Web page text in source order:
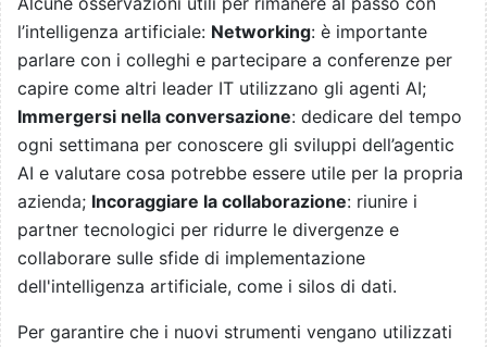
l’intelligenza artificiale: Networking: è importante
parlare con i colleghi e partecipare a conferenze per
capire come altri leader IT utilizzano gli agenti AI;
Immergersi nella conversazione: dedicare del tempo
ogni settimana per conoscere gli sviluppi dell’agentic
AI e valutare cosa potrebbe essere utile per la propria
azienda; Incoraggiare la collaborazione: riunire i
partner tecnologici per ridurre le divergenze e
collaborare sulle sfide di implementazione
dell'intelligenza artificiale, come i silos di dati.
Per garantire che i nuovi strumenti vengano utilizzati